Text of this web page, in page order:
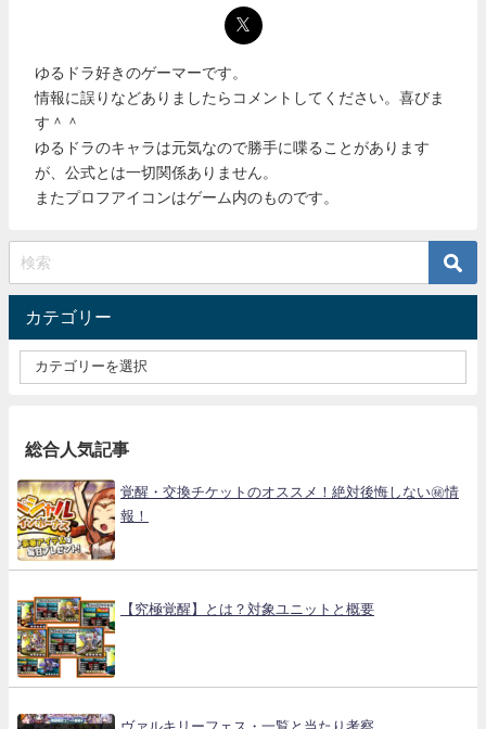
ゆるドラ好きのゲーマーです。
情報に誤りなどありましたらコメントしてください。喜びま
す＾＾
ゆるドラのキャラは元気なので勝手に喋ることがあります
が、公式とは一切関係ありません。
またプロフアイコンはゲーム内のものです。
カテゴリー
総合人気記事
覚醒・交換チケットのオススメ！絶対後悔しない㊙情
報！
【究極覚醒】とは？対象ユニットと概要